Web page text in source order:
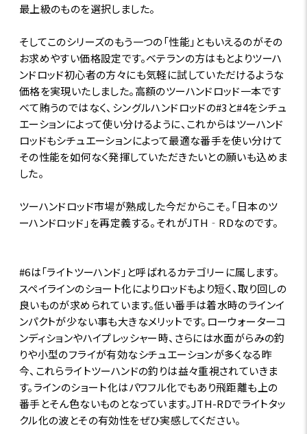
最上級のものを選択しました。
そしてこのシリーズのもう一つの「性能」ともいえるのがその
お求めやすい価格設定です。ベテランの方はもとよりツーハ
ンドロッド初心者の方々にも気軽に試していただけるような
価格を実現いたしました。高額のツーハンドロッド一本です
べて賄うのではなく、シングルハンドロッドの#3と#4をシチュ
エーションによって使い分けるように、これからはツーハンド
ロッドもシチュエーションによって最適な番手を使い分けて
その性能を如何なく発揮していただきたいとの願いも込めま
した。
ツーハンドロッド市場が熟成した今だからこそ。「日本のツ
ーハンドロッド」を再定義する。それがJTH‐RDなのです。
#6は「ライトツーハンド」と呼ばれるカテゴリーに属します。
スペイラインのショート化によりロッドもより短く、取り回しの
良いものが求められています。低い番手は着水時のラインイ
ンパクトが少ない事も大きなメリットです。ローウォーターコ
ンディションやハイプレッシャー時、さらには水面がらみの釣
りや小型のフライが有効なシチュエーションが多くなる昨
今、これらライトツーハンドの釣りは益々重視されていきま
す。ラインのショート化はパワフル化でもあり飛距離も上の
番手とそん色ないものとなっています。JTH-RDでライトタッ
クル化の波とその有効性をぜひ実感してください。